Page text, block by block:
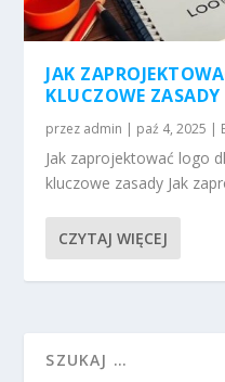
JAK
KLUCZOWE
przez admin | paź 4, 2025 |
Jak zaprojektować logo
kluczowe zasady Jak
CZYTAJ WIĘCEJ